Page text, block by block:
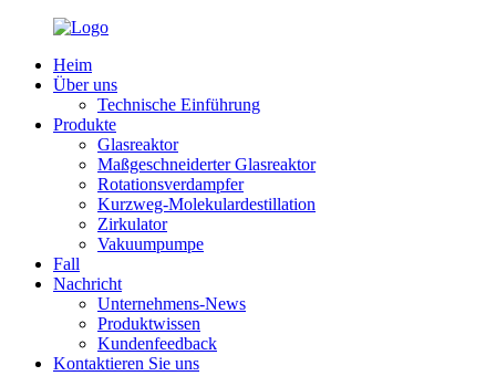
Heim
Über uns
Technische Einführung
Produkte
Glasreaktor
Maßgeschneiderter Glasreaktor
Rotationsverdampfer
Kurzweg-Molekulardestillation
Zirkulator
Vakuumpumpe
Fall
Nachricht
Unternehmens-News
Produktwissen
Kundenfeedback
Kontaktieren Sie uns